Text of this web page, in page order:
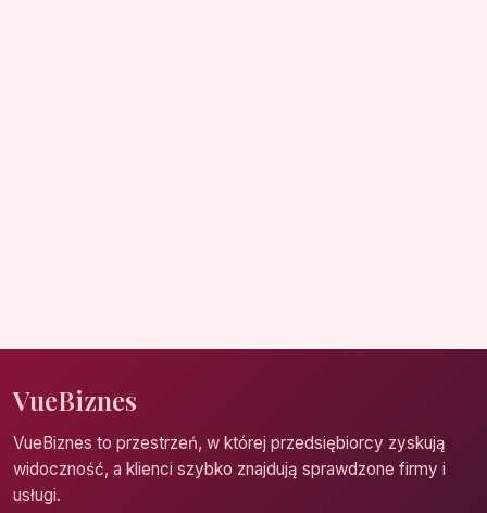
VueBiznes
VueBiznes to przestrzeń, w której przedsiębiorcy zyskują
widoczność, a klienci szybko znajdują sprawdzone firmy i
usługi.